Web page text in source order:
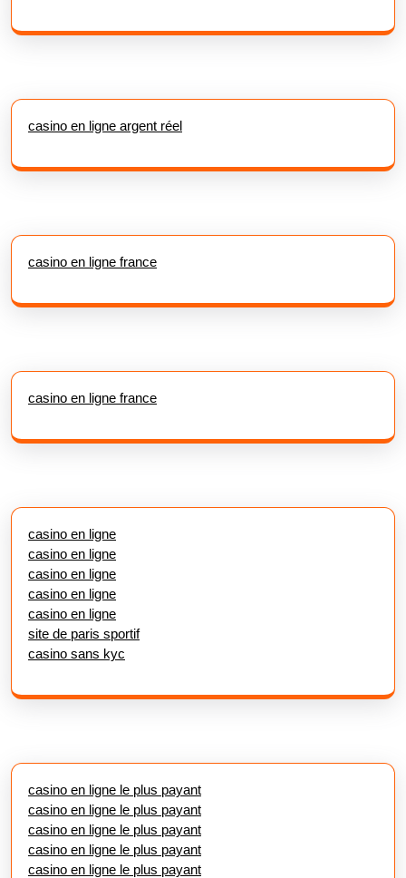
casino en ligne argent réel
casino en ligne france
casino en ligne france
casino en ligne
casino en ligne
casino en ligne
casino en ligne
casino en ligne
site de paris sportif
casino sans kyc
casino en ligne le plus payant
casino en ligne le plus payant
casino en ligne le plus payant
casino en ligne le plus payant
casino en ligne le plus payant